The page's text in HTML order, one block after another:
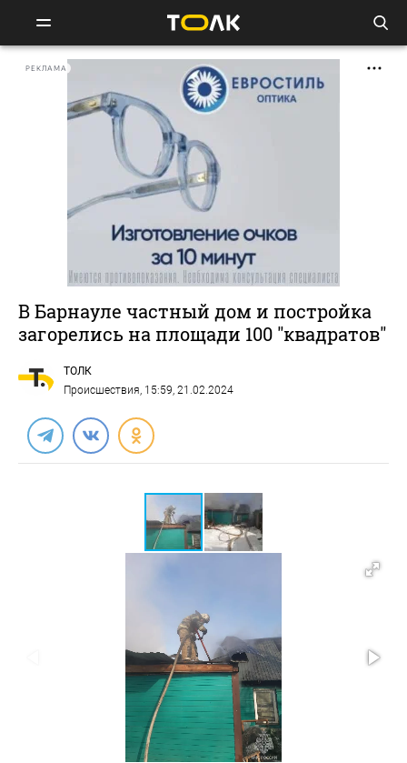
РЕКЛАМА
В Барнауле частный дом и постройка
загорелись на площади 100 "квадратов"
ТОЛК
Происшествия, 15:59, 21.02.2024